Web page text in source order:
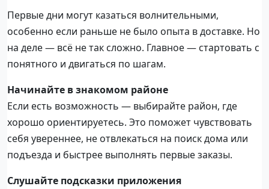
Первые дни могут казаться волнительными,
особенно если раньше не было опыта в доставке. Но
на деле — всё не так сложно. Главное — стартовать с
понятного и двигаться по шагам.
Начинайте в знакомом районе
Если есть возможность — выбирайте район, где
хорошо ориентируетесь. Это поможет чувствовать
себя увереннее, не отвлекаться на поиск дома или
подъезда и быстрее выполнять первые заказы.
Слушайте подсказки приложения